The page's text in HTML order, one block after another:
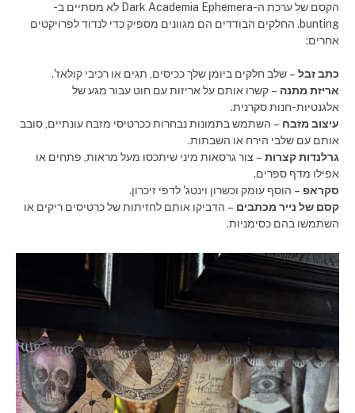
הקסם של ערכת ה-Dark Academia Ephemera לא מסתיים ב-
bunting. החלקים הבודדים הם מגוונים מספיק כדי לנדוד לפרויקטים
אחרים:
כתב זבל – שלב חלקים ביומן שלך ככיסים, תגים או רכיבי קולאז'.
אריזת מתנה – קשרו אותם על אריזות עם חוט עבור מגע של
אלגנטיות-חנות סקרנית.
עיצוב מזבח – השתמש בתמונות נבחרות ככרטיסי מזבח עונתיים, סובב
אותם עם שלבי הירח או השבתות.
גרלנדות קצרות – צור גרסאות מיני שיתכסו מעל מראות, פתחים או
אפילו מדף ספרים.
סקראפ – הוסף עומק וכשרון וינטג' לדפי זיכרון.
קסם של נייר מכתבים – הדביקו אותם לחזיתות של כרטיסים ריקים או
השתמשו בהם כסימניות.